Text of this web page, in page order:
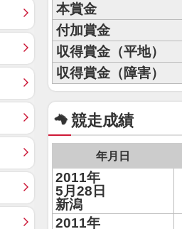
本賞金
付加賞金
収得賞金（平地）
収得賞金（障害）
競走成績
年月日
2011年
5月28日
新潟
2011年